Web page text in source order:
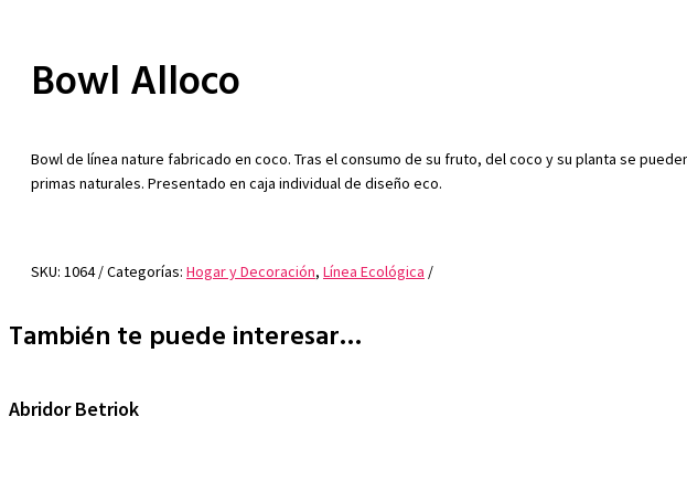
Bowl Alloco
Bowl de línea nature fabricado en coco. Tras el consumo de su fruto, del coco y su planta se
primas naturales. Presentado en caja individual de diseño eco.
SKU: 1064 Categorías: Hogar y Decoración, Línea Ecológica
También te puede interesar…
Abridor Betriok